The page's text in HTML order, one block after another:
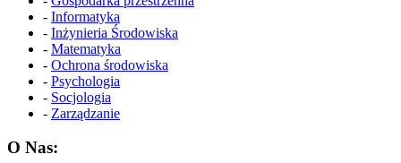
- Informatyka
- Inżynieria Środowiska
- Matematyka
- Ochrona środowiska
- Psychologia
- Socjologia
- Zarządzanie
O Nas: